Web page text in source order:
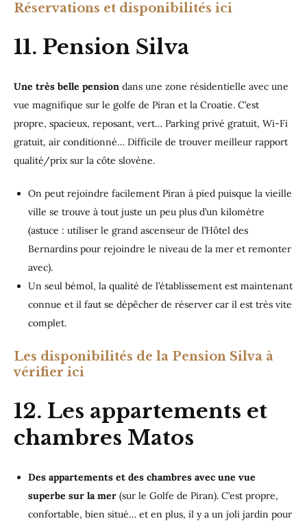
Réservations et disponibilités ici
11. Pension Silva
Une très belle pension dans une zone résidentielle avec une
vue magnifique sur le golfe de Piran et la Croatie. C’est
propre, spacieux, reposant, vert… Parking privé gratuit, Wi-Fi
gratuit, air conditionné… Difficile de trouver meilleur rapport
qualité/prix sur la côte slovène.
On peut rejoindre facilement Piran à pied puisque la vieille
ville se trouve à tout juste un peu plus d’un kilomètre
(astuce : utiliser le grand ascenseur de l’Hôtel des
Bernardins pour rejoindre le niveau de la mer et remonter
avec).
Un seul bémol, la qualité de l’établissement est maintenant
connue et il faut se dépêcher de réserver car il est très vite
complet.
Les disponibilités de la Pension Silva à
vérifier ici
12. Les appartements et
chambres Matos
Des appartements et des chambres avec une vue
superbe sur la mer (sur le Golfe de Piran). C’est propre,
confortable, bien situé… et en plus, il y a un joli jardin pour